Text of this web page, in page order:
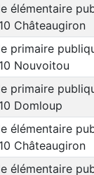
élémentaire
Châteaugiron
primaire
Nouvoitou
primaire
Domloup
élémentaire
Châteaugiron
élémentaire